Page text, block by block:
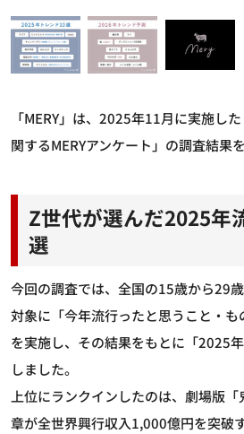
「MERY」は、2025年11月に実施し
関するMERYアンケート」の調査結果
Z世代が選んだ2025年
選
今回の調査では、全国の15歳から29
対象に「今年流行ったと思うこと・も
を実施し、その結果をもとに「2025
しました。
上位にランクインしたのは、劇場版
章が全世界興行収入1,000億円を突破